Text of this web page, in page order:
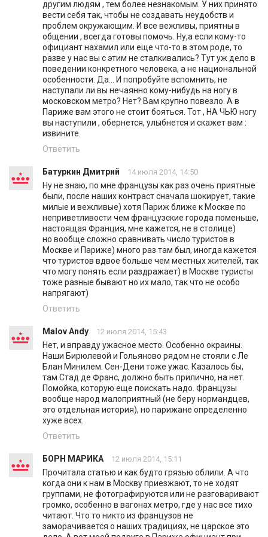
другим людям , тем более незнакомым. У них принято
вести себя так, чтобы не создавать неудобств и
проблем окружающим. И все вежливы, приятны в
общении , всегда готовы помочь. Ну,а если кому-то
официант нахамил или еще что-то в этом роде, то
разве у нас вы с этим не сталкивались? Тут уж дело в
поведении конкретного человека, а не национальной
особенности. Да... И попробуйте вспомнить, не
наступали ли вы нечаянно кому-нибудь на ногу в
московском метро? Нет? Вам крупно повезло. А в
Париже вам этого не стоит бояться. Тот , НА ЧЬЮ ногу
вы наступили , обернется, улыбнется и скажет вам :
извините.
Ответить
Батуркин Дмитрий 14 июля 2014, 14:50
Ну не знаю, по мне французы как раз очень приятные
были, после наших контраст сначала шокирует, такие
милые и вежливые) хотя Париж ближе к Москве по
неприветливости чем французские города поменьше,
настоящая Франция, мне кажется, не в столице)
но вообще сложно сравнивать число туристов в
Москве и Париже) много раз там был, иногда кажется
что туристов вдвое больше чем местных жителей, так
что могу понять если раздражает) в Москве туристы
тоже разные бывают но их мало, так что не особо
напрягают)
Ответить
Malov Andy 12 июля 2014, 15:43
Нет, и вправду ужасное место. Особенно окраины.
Наши Бирюлевой и Гольяново рядом не стояли с Ле
Блан Минилем. Сен-Дени тоже ужас. Казалось бы,
там Стад де Франс, должно быть прилично, на нет.
Помойка, которую еще поискать надо. Французы
вообще народ малоприятный (не беру нормандцев,
это отдельная история), но парижане определенно
хуже всех.
Ответить
БОРН МАРИКА 12 июля 2014, 15:11
Прочитала статью и как будто грязью облили. А что
когда они к нам в Москву приезжают, то не ходят
группами, не фотографируются или не разговаривают
громко, особенно в вагонах метро, где у нас все тихо
читают. Что то никто из французов не
заморачивается о наших традициях, не царское это